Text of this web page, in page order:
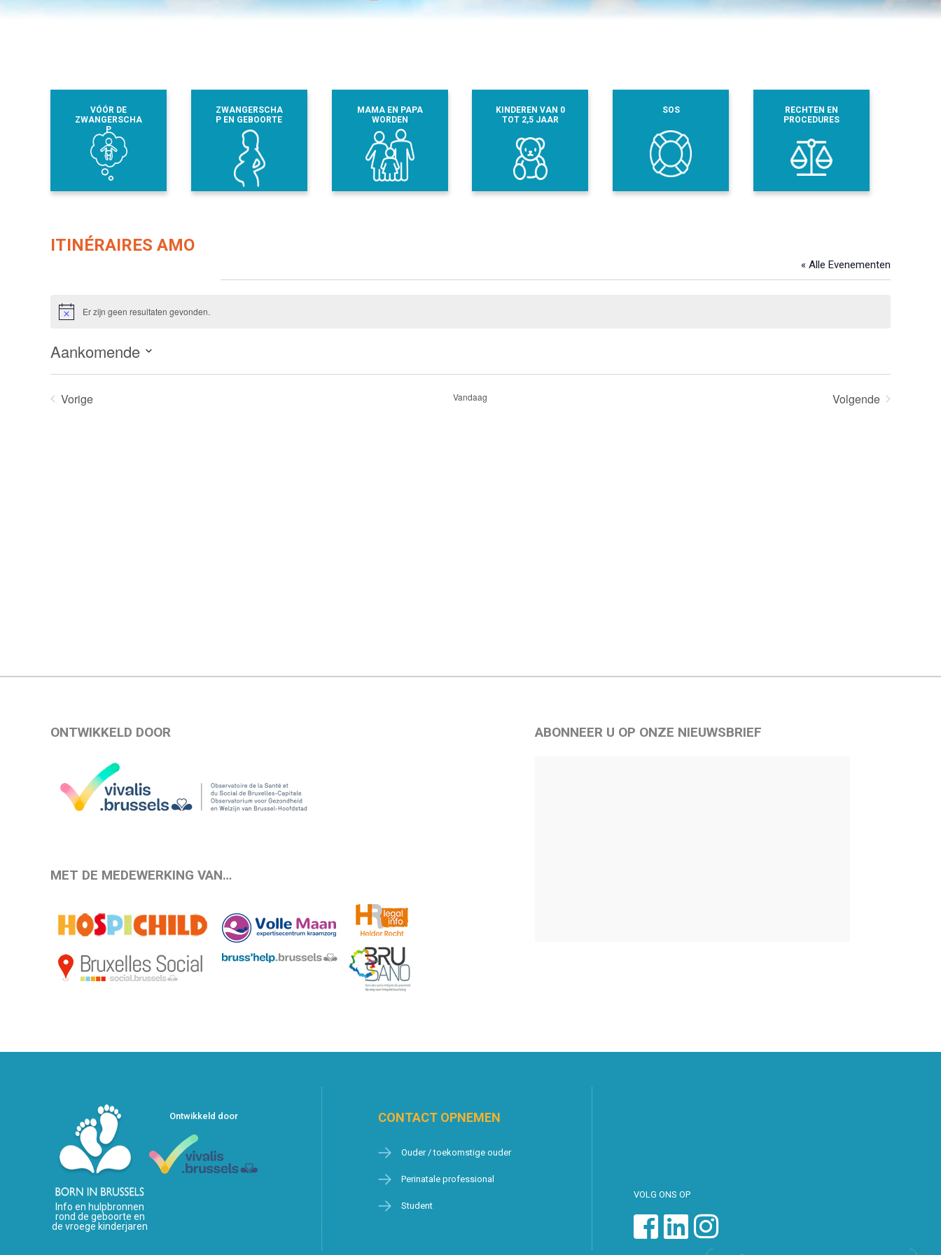
VÓÓR DE
ZWANGERSCHA
P
ZWANGERSCHA
P EN GEBOORTE
MAMA EN PAPA
WORDEN
KINDEREN VAN 0
TOT 2,5 JAAR
SOS
RECHTEN EN
PROCEDURES
ITINÉRAIRES AMO
« Alle Evenementen
BerichtEr zijn geen resultaten gevonden.
Aankomende
datum.
Vorige
Vandaag
Volgende
ONTWIKKELD DOOR
MET DE MEDEWERKING VAN…
ABONNEER U OP ONZE NIEUWSBRIEF
Info en hulpbronnen
rond de geboorte en
de vroege kinderjaren
Ontwikkeld door CONTACT OPNEMEN
Ouder / toekomstige ouder
Perinatale professional
Student
VOLG ONS OP